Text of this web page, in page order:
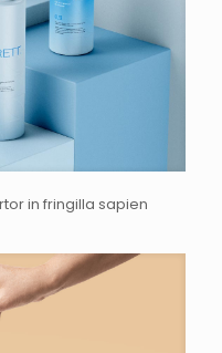
in fringilla sapien